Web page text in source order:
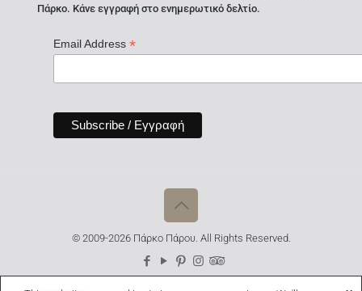
Πάρκο. Κάνε εγγραφή στο ενημερωτικό δελτίο.
Email Address *
© 2009-2026 Πάρκο Πάρου. All Rights Reserved.